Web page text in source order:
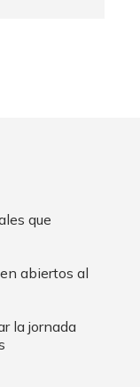
que
abiertos al
la jornada